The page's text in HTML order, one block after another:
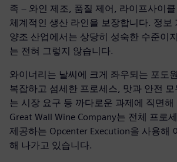
족 – 와인 제조, 품질 제어, 라이프사이
체계적인 생산 라인을 보장합니다. 정보
양조 산업에서는 상당히 성숙한 수준이
는 전혀 그렇지 않습니다.
와이너리는 날씨에 크게 좌우되는 포도
복잡하고 섬세한 프로세스, 맛과 안전
는 시장 요구 등 까다로운 과제에 직면해
Great Wall Wine Company는 전체 프로
제공하는 Opcenter Execution을 사용해
해 나가고 있습니다.